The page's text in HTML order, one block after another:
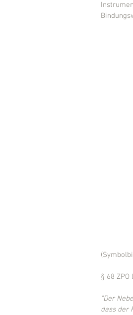
§ 68 ZPO
"Der
dass der